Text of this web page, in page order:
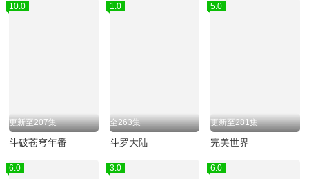
10.0
更新至207集
斗破苍穹年番
1.0
全263集
斗罗大陆
5.0
更新至281集
完美世界
6.0 3.0 6.0